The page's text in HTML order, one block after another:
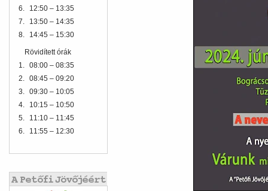
6.
12:50 – 13:35
7.
13:50 – 14:35
8.
14:45 – 15:30
Rövidített órák
1. 08:00 – 08:35
2. 08:45 – 09:20
3. 09:30 – 10:05
4.
10:15 – 10:50
5.
11:10 – 11:45
6.
11:55 – 12:30